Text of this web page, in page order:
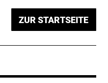
ZUR STARTSEITE